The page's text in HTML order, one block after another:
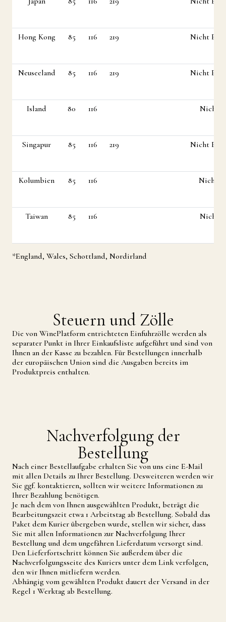
Hong Kong 85 116 219 Nicht
Neuseeland 85 116 219 Nicht
Island 80 116 Nicht
Singapur 85 116 219 Nicht
Kolumbien 85 116 Nicht
Taiwan 85 116 Nicht
*England, Wales, Schottland, Nordirland
Steuern und Zölle
Die von WinePlatform entrichteten Einfuhrzölle werden als
separater Punkt in Ihrer Einkaufsliste aufgeführt und sind von
Ihnen an der Kasse zu bezahlen. Für Bestellungen innerhalb
der europäischen Union sind die Ausgaben bereits im
Produktpreis enthalten.
Nachverfolgung der
Bestellung
Nach einer Bestellaufgabe erhalten Sie von uns eine E-Mail
mit allen Details zu Ihrer Bestellung. Desweiteren werden wir
Sie ggf. kontaktieren, sollten wir weitere Informationen zu
Ihrer Bezahlung benötigen.
Je nach dem von Ihnen ausgewählten Produkt, beträgt die
Bearbeitungszeit etwa 1 Arbeitstag ab Bestellung. Sobald das
Paket dem Kurier übergeben wurde, stellen wir sicher, dass
Sie mit allen Informationen zur Nachverfolgung Ihrer
Bestellung und dem ungefähren Lieferdatum versorgt sind.
Den Lieferfortschritt können Sie außerdem über die
Nachverfolgungsseite des Kuriers unter dem Link verfolgen,
den wir Ihnen mitliefern werden.
Abhängig vom gewählten Produkt dauert der Versand in der
Regel 1 Werktag ab Bestellung.